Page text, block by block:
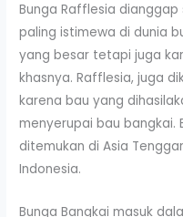
Bunga Rafflesia
paling istimewa di dunia
yang besar tetapi juga
khasnya. Rafflesia, juga
karena bau yang
menyerupai bau bangkai.
ditemukan di Asia
Indonesia.
Bunga Bangkai masuk